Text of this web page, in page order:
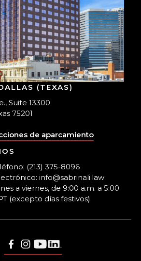
(TEXAS)
Suite 13300
75201
de aparcamiento
(213) 375-8096
info@sabrinali.law
a viernes, de 9:00 a.m. a 5:00
(excepto días festivos)